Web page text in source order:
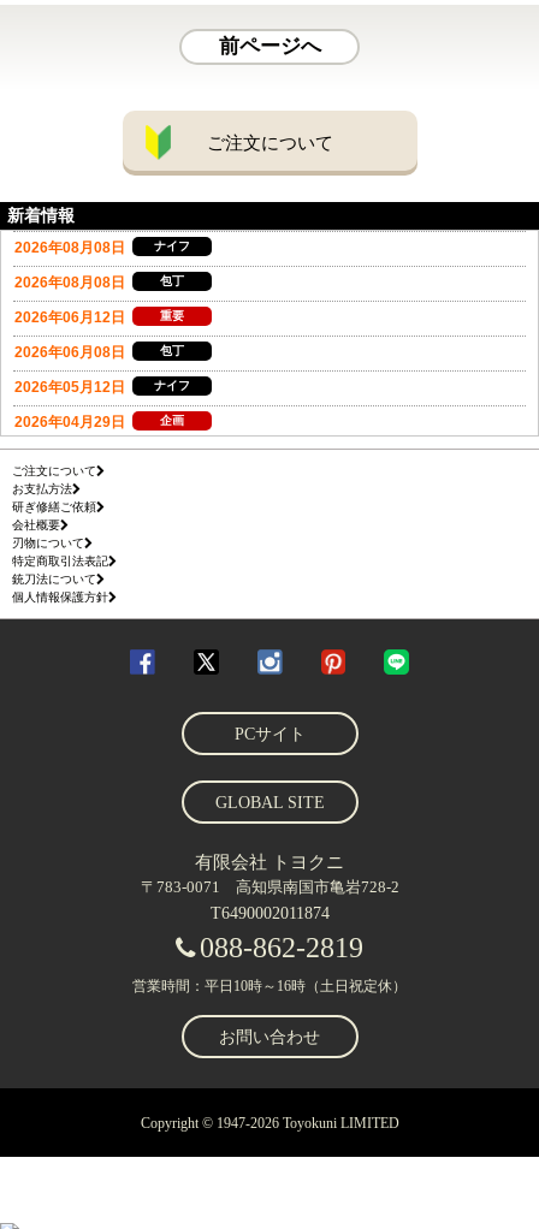
前ページへ
ご注文について
新着情報
ご注文について
お支払方法
研ぎ修繕ご依頼
会社概要
刃物について
特定商取引法表記
銃刀法について
個人情報保護方針
PCサイト
GLOBAL SITE
有限会社 トヨクニ
〒783-0071 高知県南国市亀岩728-2
T6490002011874
088-862-2819
営業時間：平日10時～16時（土日祝定休）
お問い合わせ
Copyright © 1947-2026 Toyokuni LIMITED